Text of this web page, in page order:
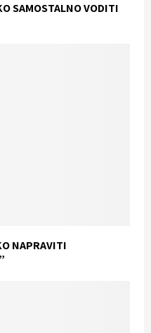
SAMOSTALNO VODITI
NAPRAVITI